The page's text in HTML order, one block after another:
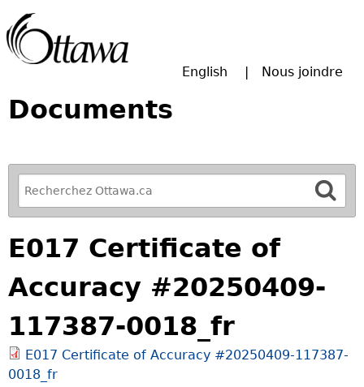
English Nous joindre
Documents
R
e
f
i
n
e
y
o
u
r
S
E017 Certificate of
Accuracy #20250409-
117387-0018_fr
E017 Certificate of Accuracy #20250409-117387-
0018_fr